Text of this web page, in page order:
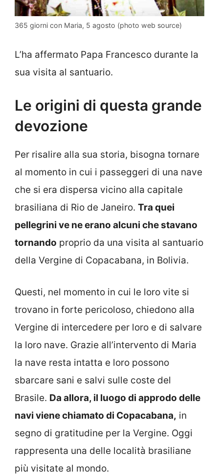
365 giorni con Maria, 5 agosto (photo web source)
L’ha affermato Papa Francesco durante la
sua visita al santuario.
Le origini di questa grande
devozione
Per risalire alla sua storia, bisogna tornare
al momento in cui i passeggeri di una nave
che si era dispersa vicino alla capitale
brasiliana di Rio de Janeiro. Tra quei
pellegrini ve ne erano alcuni che stavano
tornando proprio da una visita al santuario
della Vergine di Copacabana, in Bolivia.
Questi, nel momento in cui le loro vite si
trovano in forte pericoloso, chiedono alla
Vergine di intercedere per loro e di salvare
la loro nave. Grazie all’intervento di Maria
la nave resta intatta e loro possono
sbarcare sani e salvi sulle coste del
Brasile. Da allora, il luogo di approdo delle
navi viene chiamato di Copacabana, in
segno di gratitudine per la Vergine. Oggi
rappresenta una delle località brasiliane
più visitate al mondo.